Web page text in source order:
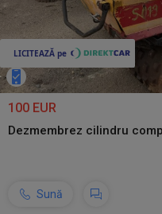
100 EUR
Dezmembrez cilindru
Sună